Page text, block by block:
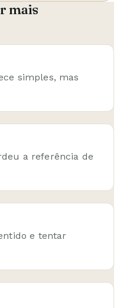
mais
simples, mas
a referência de
e tentar